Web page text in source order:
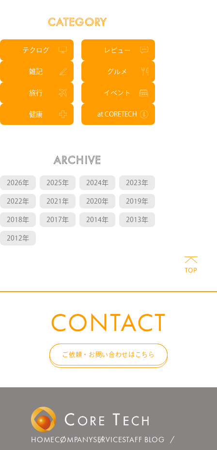
CATEGORY
テクログ レビュー
雑記 グルメ
旅行 イベント
健康 at CORETECH
ARCHIVE
2026年 2025年 2024年 2023年
2022年 2021年 2020年 2019年
2018年 2017年 2014年 2013年
2012年
CONTACT
ご依頼・お問い合わせはこちら
HOMECOMPANYSERVICESTAFF BLOG